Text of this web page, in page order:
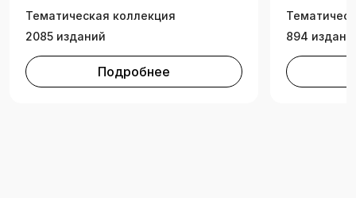
Тематическая коллекция
2085 изданий
Подробнее
894